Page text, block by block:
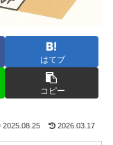
はてブ
コピー
2025.08.25 2026.03.17